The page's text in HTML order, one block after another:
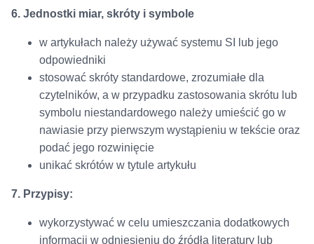
6. Jednostki miar, skróty i symbole
w artykułach należy używać systemu SI lub jego
odpowiedniki
stosować skróty standardowe, zrozumiałe dla
czytelników, a w przypadku zastosowania skrótu lub
symbolu niestandardowego należy umieścić go w
nawiasie przy pierwszym wystąpieniu w tekście oraz
podać jego rozwinięcie
unikać skrótów w tytule artykułu
7. Przypisy:
wykorzystywać w celu umieszczania dodatkowych
informacji w odniesieniu do źródła literatury lub